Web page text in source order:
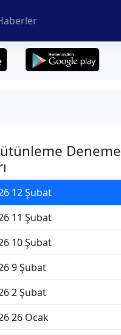
Deneme
12 Şubat
11 Şubat
10 Şubat
9 Şubat
2 Şubat
26 Ocak